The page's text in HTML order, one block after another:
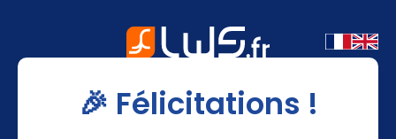
🎉 Félicitations !